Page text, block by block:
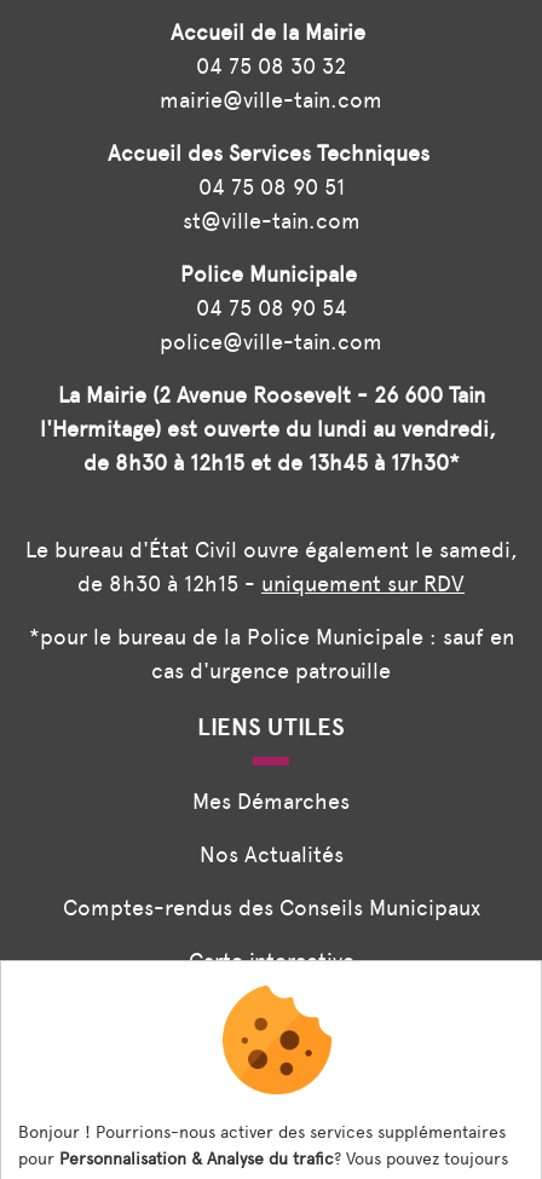
Accueil de la Mairie
04 75 08 30 32
mairie@ville-tain.com
Accueil des Services Techniques
04 75 08 90 51
st@ville-tain.com
Police Municipale
04 75 08 90 54
police@ville-tain.com
La Mairie (2 Avenue Roosevelt - 26 600 Tain
l'Hermitage) est ouverte du lundi au vendredi,
de 8h30 à 12h15 et de 13h45 à 17h30*
Le bureau d'État Civil ouvre également le samedi,
de 8h30 à 12h15 - uniquement sur RDV
*pour le bureau de la Police Municipale : sauf en
cas d'urgence patrouille
LIENS UTILES
Mes Démarches
Nos Actualités
Comptes-rendus des Conseils Municipaux
Carte interactive
Associations
Formulaire panneaux digitaux
Les menus de la cantine
Documents règlementaires
Bonjour ! Pourrions-nous activer des services supplémentaires
pour Personnalisation & Analyse du trafic? Vous pouvez toujours